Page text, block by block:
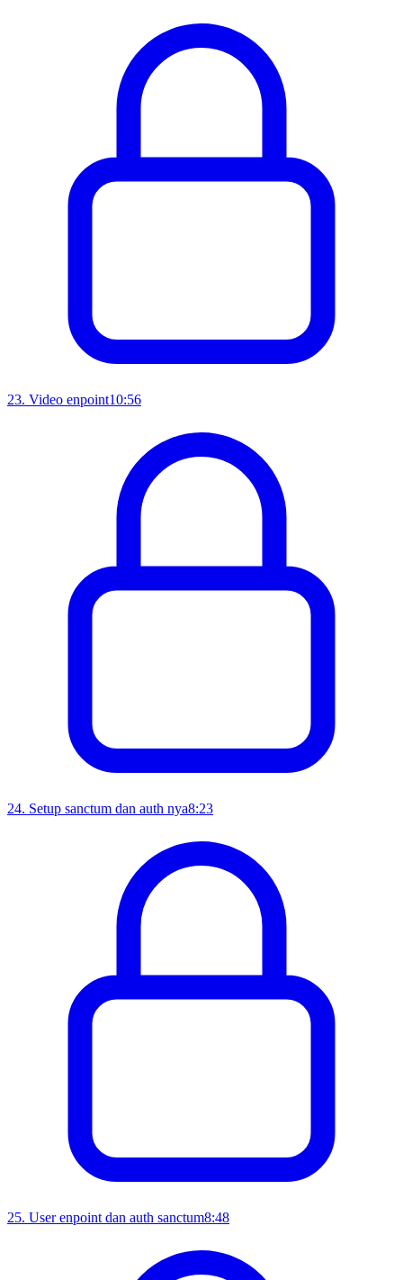
23. Video enpoint10:56
24. Setup sanctum dan auth nya8:23
25. User enpoint dan auth sanctum8:48